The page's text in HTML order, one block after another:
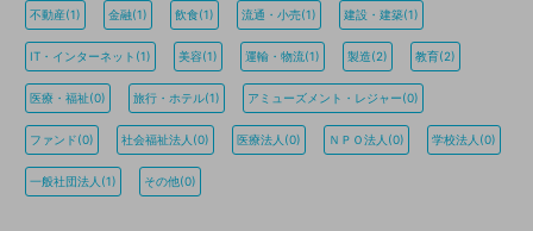
不動産(1) 金融(1) 飲食(1) 流通・小売(1) 建設・建築(1)
IT・インターネット(1) 美容(1) 運輸・物流(1) 製造(2) 教育(2)
医療・福祉(0) 旅行・ホテル(1) アミューズメント・レジャー(0)
ファンド(0) 社会福祉法人(0) 医療法人(0) ＮＰＯ法人(0) 学校法人(0)
一般社団法人(1) その他(0)